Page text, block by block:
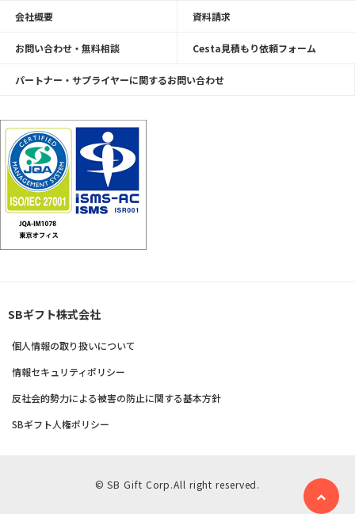
会社概要 資料請求
お問い合わせ・無料相談 Cesta見積もり依頼フォーム
パートナー・サプライヤーに関するお問い合わせ
SBギフト株式会社
個人情報の取り扱いについて
情報セキュリティポリシー
反社会的勢力による被害の防止に関する基本方針
SBギフト人権ポリシー
© SB Gift Corp.All right reserved.